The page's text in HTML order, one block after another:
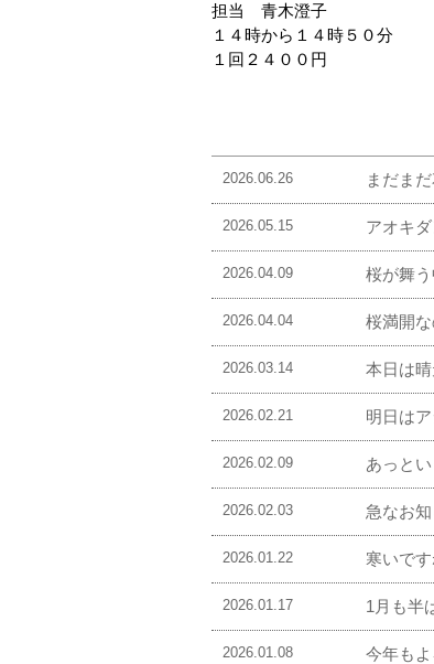
担当 青木澄子
１４時から１４時５０分
１回２４００円
2026.06.26 まだま
2026.05.15 アオキ
2026.04.09 桜が舞
2026.04.04 桜満開な
2026.03.14 本日は
2026.02.21 明日は
2026.02.09 あっと
2026.02.03 急なお
2026.01.22 寒いで
2026.01.17 1月も半
2026.01.08 今年もよ